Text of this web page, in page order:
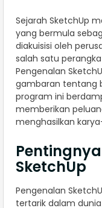
Sejarah SketchUp
yang bermula
diakuisisi oleh
salah satu
Pengenalan
gambaran tentang
program ini
memberikan
menghasilkan
SketchUp
Pengenalan
tertarik dalam